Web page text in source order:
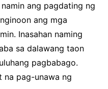
ang pagdating ng
ang mga
Inasahan naming
sa dalawang taon
pagbabago.
na pag-unawa ng